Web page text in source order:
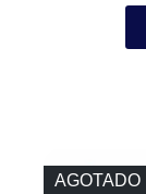
AGOTADO